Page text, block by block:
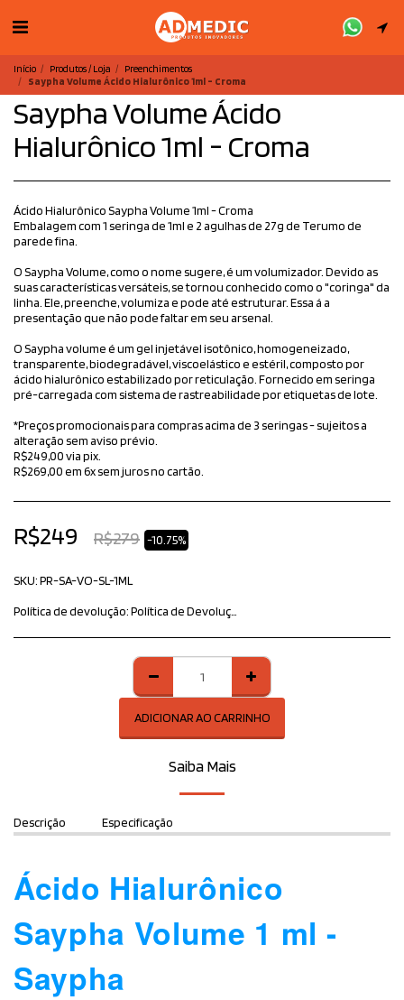
Início Produtos / Loja
Preenchimentos
Saypha Volume Ácido Hialurônico 1ml - Croma
Saypha Volume Ácido
Hialurônico 1ml - Croma
Ácido Hialurônico Saypha Volume 1ml - Croma
Embalagem com 1 seringa de 1ml e 2 agulhas de 27g de Terumo de
parede fina.
O Saypha Volume, como o nome sugere, é um volumizador. Devido as
suas características versáteis, se tornou conhecido como o "coringa" da
linha. Ele, preenche, volumiza e pode até estruturar. Essa á a
presentação que não pode faltar em seu arsenal.
O Saypha volume é um gel injetável isotônico, homogeneizado,
transparente, biodegradável, viscoelástico e estéril, composto por
ácido hialurônico estabilizado por reticulação. Fornecido em seringa
pré-carregada com sistema de rastreabilidade por etiquetas de lote.
*Preços promocionais para compras acima de 3 seringas - sujeitos a
alteração sem aviso prévio.
R$249,00 via pix.
R$269,00 em 6x sem juros no cartão.
R$249 R$279 -10.75%
SKU:PR-SA-VO-SL-1ML
Política de devolução:Política de Devoluções – AdMedic Produtos Inovadores Na AdMedic Produtos Inovadores, prezamos pela sua satisfação e confiança. Caso seja necessário realizar a devolução de um produto, seguimos as diretrizes abaixo: Prazo para devolução: O cliente pode solicitar a devolução em até 7 dias corridos após o recebimento do produto, conforme previsto no Código de Defesa do Consumidor. Condições do produto: O item deve estar em perfeito estado, sem sinais de uso, acompanhado de todos os acessórios, manuais e embalagem original. Produtos com defeito: Caso o produto apresente defeito de fabricação, solicitamos que entre em contato conosco imediatamente para orientações sobre troca ou reembolso. Procedimento: Para iniciar o processo, entre em contato com nossa equipe informando o número do pedido e o motivo da devolução. Reembolso: Após o recebimento e análise do produto, o reembolso será realizado conforme a forma de pagamento original. Estamos à disposição para esclarecer qualquer dúvida e garantir a melhor experiência possível. Atenciosamente, Equipe AdMedic Produtos Inovadores
ADICIONAR AO CARRINHO
Saiba Mais
Descrição Especificação
Ácido Hialurônico
Saypha Volume 1 ml -
Saypha